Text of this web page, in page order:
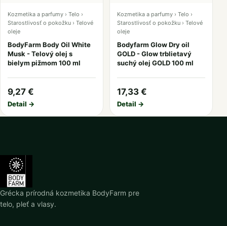
Kozmetika a parfumy › Telo ›
Starostlivosť o pokožku › Telové
oleje
BodyFarm Body Oil White
Musk - Telový olej s
bielym pižmom 100 ml
9,27 €
Detail →
Kozmetika a parfumy › Telo ›
Starostlivosť o pokožku › Telové
oleje
Bodyfarm Glow Dry oil
GOLD - Glow trblietavý
suchý olej GOLD 100 ml
17,33 €
Detail →
Grécka prírodná kozmetika BodyFarm pre
telo, pleť a vlasy.